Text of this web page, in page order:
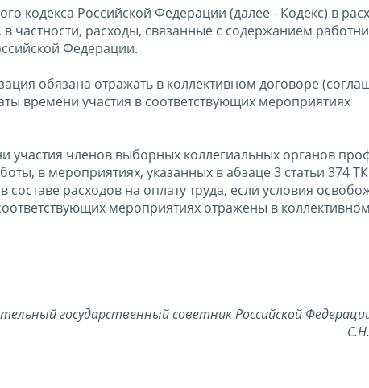
кодекса Российской Федерации (далее - Кодекс) в
частности, расходы, связанные с содержанием
Федерации.
обязана отражать в коллективном договоре
времени участия в соответствующих мероприятиях
членов выборных коллегиальных органов
в мероприятиях, указанных в абзаце 3 статьи 374
расходов на оплату труда, если условия
мероприятиях отражены в
государственный советник Российской